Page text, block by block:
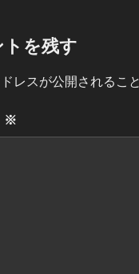
トを残す
レスが公開されるこ
※